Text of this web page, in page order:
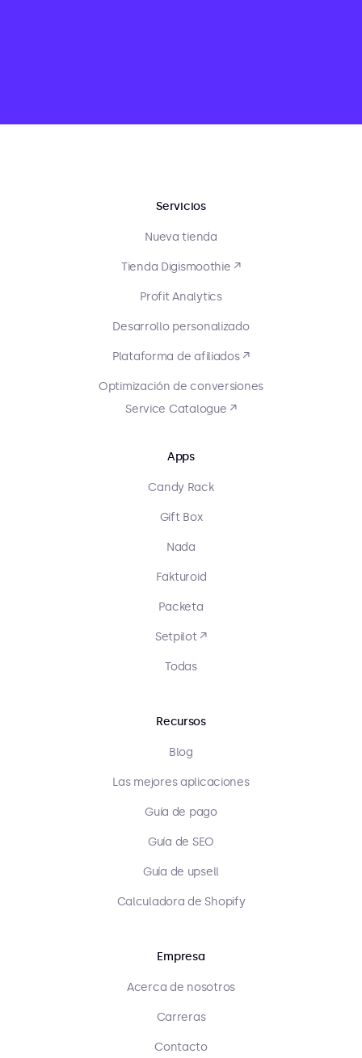
Servicios
Nueva tienda
Tienda Digismoothie ↗
Profit Analytics
Desarrollo personalizado
Plataforma de afiliados ↗
Optimización de conversiones
Service Catalogue ↗
Apps
Candy Rack
Gift Box
Nada
Fakturoid
Packeta
Setpilot ↗
Todas
Recursos
Blog
Las mejores aplicaciones
Guía de pago
Guía de SEO
Guía de upsell
Calculadora de Shopify
Empresa
Acerca de nosotros
Carreras
Contacto